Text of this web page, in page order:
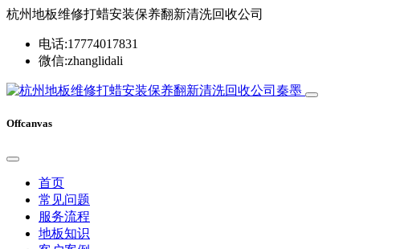
杭州地板维修打蜡安装保养翻新清洗回收公司
电话:17774017831
微信:zhanglidali
Offcanvas
首页
常见问题
服务流程
地板知识